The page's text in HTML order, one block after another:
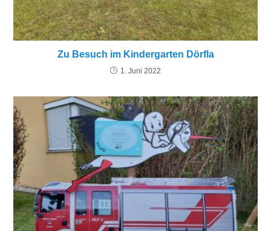
Zu Besuch im Kindergarten Dörfla
1. Juni 2022